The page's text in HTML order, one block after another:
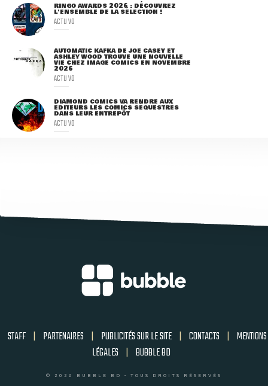
RINGO AWARDS 2026 : DÉCOUVREZ
L'ENSEMBLE DE LA SÉLECTION !
ACTU VO
AUTOMATIC KAFKA DE JOE CASEY ET
ASHLEY WOOD TROUVE UNE NOUVELLE
VIE CHEZ IMAGE COMICS EN NOVEMBRE
2026
ACTU VO
DIAMOND COMICS VA RENDRE AUX
ÉDITEURS LES COMICS SÉQUESTRÉS
DANS LEUR ENTREPÔT
ACTU VO
STAFF | PARTENAIRES | PUBLICITÉS SUR LE SITE | CONTACTS | MENTIONS
LÉGALES | BUBBLE BD
© 2026 BUBBLE BD - TOUS DROITS RÉSERVÉS